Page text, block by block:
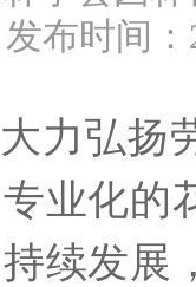
评审结果的公示
布时间
力弘扬
业化的
续发展